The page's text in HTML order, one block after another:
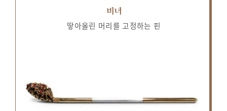
비녀
땋아올린 머리를 고정하는 핀